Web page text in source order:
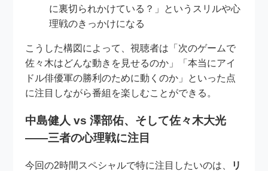
に裏切られかけている？」というスリルや心
理戦のきっかけになる
こうした構図によって、視聴者は「次のゲームで
佐々木はどんな動きを見せるのか」「本当にアイ
ドル俳優軍の勝利のために動くのか」といった点
に注目しながら番組を楽しむことができる。
中島健人 vs 澤部佑、そして佐々木大光
――三者の心理戦に注目
今回の2時間スペシャルで特に注目したいのは、
リ